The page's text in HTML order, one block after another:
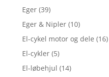
Eger (39)
Eger & Nipler (10)
El-cykel motor og dele (16)
El-cykler (5)
El-løbehjul (14)